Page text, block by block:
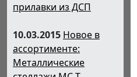
прилавки из ДСП
10.03.2015 Новое в
ассортименте:
Металлические